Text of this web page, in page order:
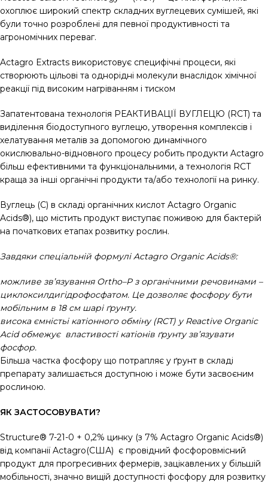
охоплює широкий спектр складних вуглецевих сумішей, які
були точно розроблені для певної продуктивності та
агрономічних переваг.
Actagro Extracts використовує специфічні процеси, які
створюють цільові та однорідні молекули внаслідок хімічної
реакції під високим нагріванням і тиском
Запатентована технологія РЕАКТИВАЦІЇ ВУГЛЕЦЮ (RCT) та
виділення біодоступного вуглецю, утворення комплексів і
хелатування металів за допомогою динамічного
окислювально-відновного процесу робить продукти Actagro
більш ефективними та функціональними, а технологія RCT
краща за інші органічні продукти та/або технології на ринку.
Вуглець (С) в складі органічних кислот Actagro Organic
Acids®), що містить продукт виступає поживою для бактерій
на початкових етапах розвитку рослин.
Завдяки спеціальній формулі Actagro Organic Acids®:
можливе зв’язування Ortho–Pз органічними речовинами –
циклоксилдигідрофосфатом. Це дозволяє фосфору бути
мобільним в 18 см шарі ґрунту.
висока ємністьі катіонного обміну (RCT) у Reactive Organic
Acid обмежує властивості катіонів ґрунту зв’язувати
фосфор.
Більша частка фосфору що потрапляє у ґрунт в складі
препарату залишається доступною і може бути засвоєним
рослиною.
ЯК ЗАСТОСОВУВАТИ?
Structure® 7-21-0 + 0,2% цинку (з 7% Actagro Organic Acids®)
від компанії Actagro(США) є провідний фосфоровмісний
продукт для прогресивних фермерів, зацікавлених у більшій
мобільності, значно вищій доступності фосфору для розвитку